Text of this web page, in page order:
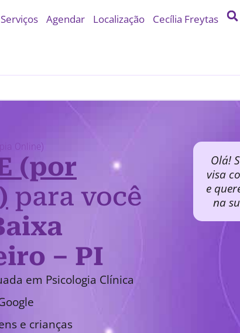
Serviços Agendar Localização Cecília Freytas
Online)
(por
para você
– PI
em Psicologia Clínica
e crianças
Olá!
visa
e
na